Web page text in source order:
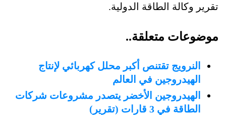
تقرير وكالة الطاقة الدولية.
موضوعات متعلقة..
النرويج تقتنص أكبر محلل كهربائي لإنتاج
الهيدروجين في العالم
الهيدروجين الأخضر يتصدر مشروعات شركات
الطاقة في 3 قارات (تقرير)